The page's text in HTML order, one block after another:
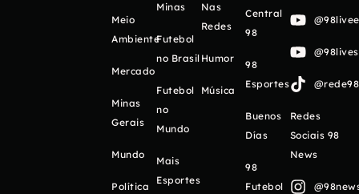
Meio
Ambiente
Mercado
Minas
Gerais
Mundo
Política
Minas
Futebol
no Brasil
Futebol
no
Mundo
Mais
Esportes
Nas
Redes
Humor
Música
Central
98
98
Esportes
Buenos
Días
98
Futebol
Redes
Sociais 98
News